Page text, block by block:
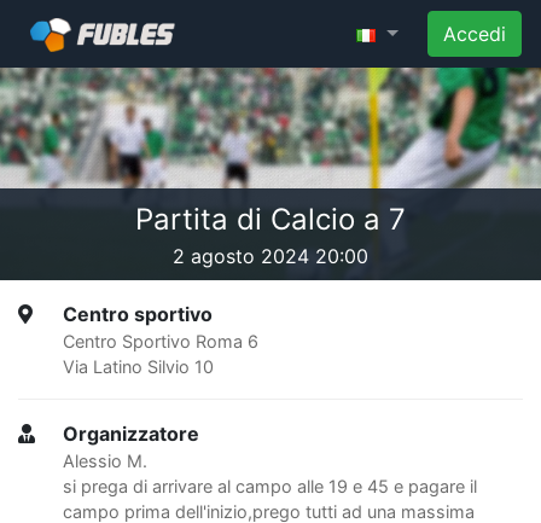
Accedi
Partita di Calcio a 7
2 agosto 2024 20:00
Centro sportivo
Centro Sportivo Roma 6
Via Latino Silvio 10
Organizzatore
Alessio M.
si prega di arrivare al campo alle 19 e 45 e pagare il
campo prima dell'inizio,prego tutti ad una massima